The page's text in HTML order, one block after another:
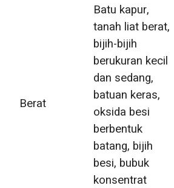
Berat
Batu kapur,
tanah liat berat,
bijih-bijih
berukuran kecil
dan sedang,
batuan keras,
oksida besi
berbentuk
batang, bijih
besi, bubuk
konsentrat